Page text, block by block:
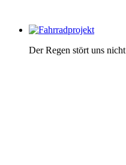
Der Regen stört uns nicht